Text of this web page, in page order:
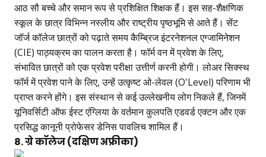
आठ सौ बच्चे और समान रूप से प्रशिक्षित शिक्षक हैं। इस सह-शैक्षणिक
स्कूल के छात्र विभिन्न नस्लीय और राष्ट्रीय पृष्ठभूमि से आते हैं। सेंट
जॉर्ज कॉलेज छात्रों को पढ़ाते समय कैम्ब्रिज इंटरनेशनल एग्जामिनेशन
(CIE) पाठ्यक्रम का पालन करता है। फॉर्म वन में प्रवेश के लिए,
संभावित छात्रों को एक प्रवेश परीक्षा उत्तीर्ण करनी होगी। लोअर सिक्स्थ
फॉर्म में प्रवेश पाने के लिए, उन्हें उत्कृष्ट ओ-लेवल (O'Level) परिणाम भी
प्राप्त करने होंगे। इस संस्थान से कई उल्लेखनीय लोग निकले हैं, जिनमें
यूनिवर्सिटी ऑफ ईस्ट एंग्लिया के वर्तमान कुलपति एडवर्ड एक्टन और एक
प्रसिद्ध कानूनी प्रोफेसर डेनिस पावलिच शामिल हैं।
8. ग्रे कॉलेज (दक्षिण अफ्रीका)